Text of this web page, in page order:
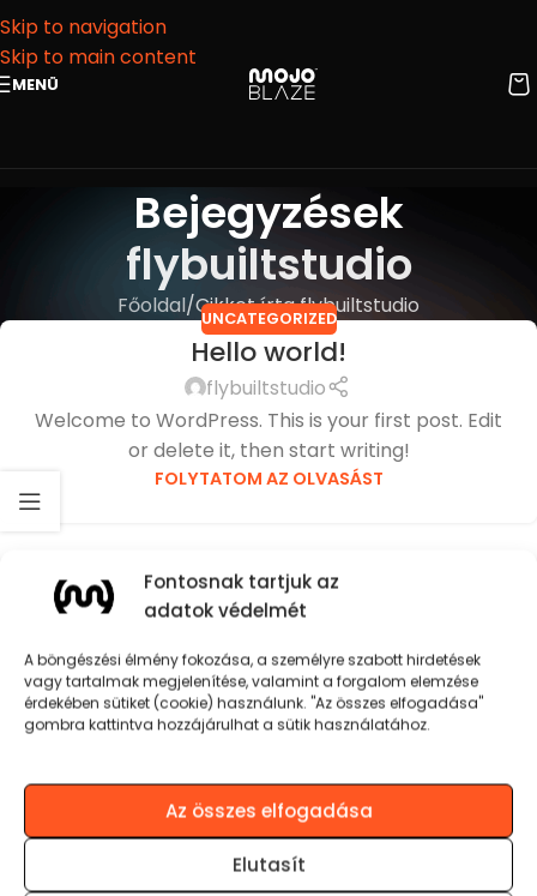
Fontosnak tartjuk az
adatok védelmét
A böngészési élmény fokozása, a személyre szabott hirdetések
vagy tartalmak megjelenítése, valamint a forgalom elemzése
érdekében sütiket (cookie) használunk. "Az összes elfogadása"
gombra kattintva hozzájárulhat a sütik használatához.
Az összes elfogadása
Elutasít
Skip to navigation
Skip to main content
MENÜ
Bejegyzések
flybuiltstudio
Főoldal Cikket írta flybuiltstudio
UNCATEGORIZED
Hello world!
flybuiltstudio
Welcome to WordPress. This is your first post. Edit
or delete it, then start writing!
FOLYTATOM AZ OLVASÁST